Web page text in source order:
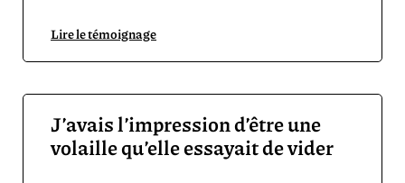
Lire le témoignage
J’avais l’impression d’être une
volaille qu’elle essayait de vider